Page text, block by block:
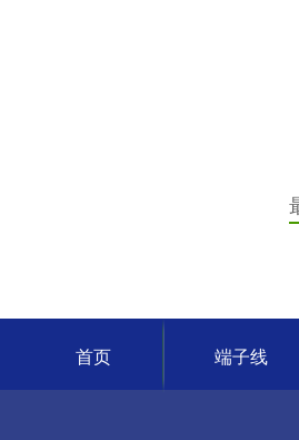
首页 端子线